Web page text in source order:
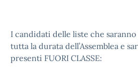
I candidati delle liste che
tutta la durata dell’Assemblea e
presenti FUORI CLASSE: